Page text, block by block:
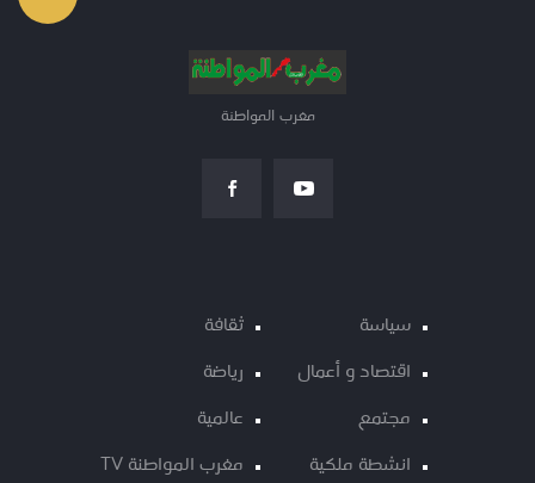
مغرب المواطنة
سياسة
اقتصاد و أعمال
مجتمع
انشطة ملكية
ثقافة
رياضة
عالمية
مغرب المواطنة TV